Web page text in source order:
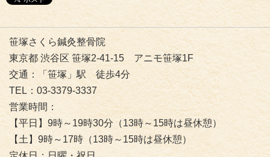
笹塚さくら鍼灸整骨院
東京都 渋谷区 笹塚2-41-15 アニモ笹塚1F
交通：「笹塚」駅 徒歩4分
TEL：03-3379-3337
営業時間：
【平日】9時～19時30分（13時～15時は昼休憩）
【土】9時～17時（13時～15時は昼休憩）